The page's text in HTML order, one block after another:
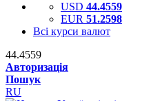
USD 44.4559
EUR 51.2598
Всі курси валют
44.4559
Авторизація
Пошук
RU